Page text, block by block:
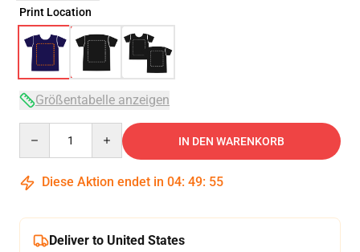
Print Location
Größentabelle anzeigen
IN DEN WARENKORB
Diese Aktion endet in 04: 49: 54
Deliver to United States